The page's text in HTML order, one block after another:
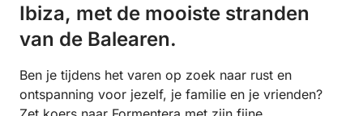
Ibiza, met de mooiste stranden
van de Balearen.
Ben je tijdens het varen op zoek naar rust en
ontspanning voor jezelf, je familie en je vrienden?